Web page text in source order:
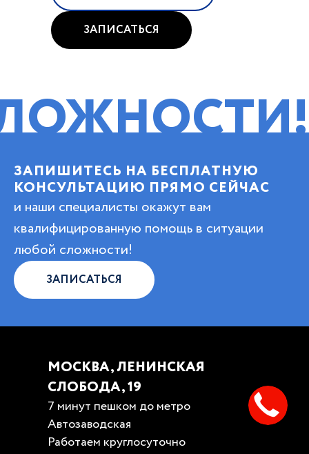
ЗАПИСАТЬСЯ
ЗАПИШИТЕСЬ НА БЕСПЛАТНУЮ
КОНСУЛЬТАЦИЮ ПРЯМО СЕЙЧАС
и наши специалисты окажут вам
квалифицированную помощь в ситуации
любой сложности!
ЗАПИСАТЬСЯ
МОСКВА, ЛЕНИНСКАЯ
СЛОБОДА, 19
7 минут пешком до метро
Автозаводская
Работаем круглосуточно